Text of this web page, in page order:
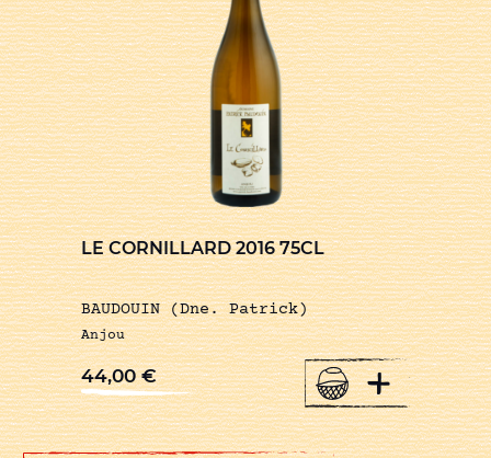
LE CORNILLARD 2016 75CL
BAUDOUIN (Dne. Patrick)
Anjou
44,00€ +